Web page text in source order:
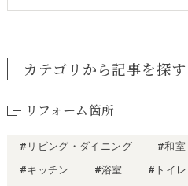
カテゴリから記事を探す
リフォーム箇所
#リビング・ダイニング
#和室
#キッチン
#浴室
#トイレ